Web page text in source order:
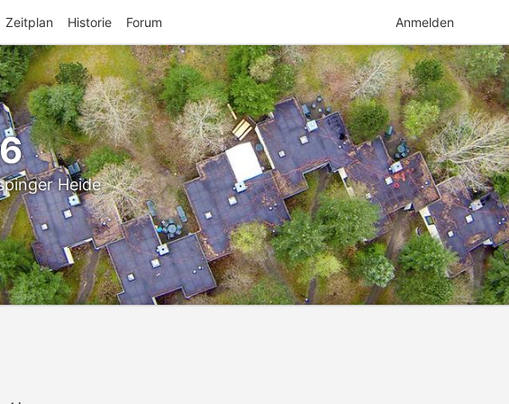
Zeitplan Historie Forum Anmelden
Heide